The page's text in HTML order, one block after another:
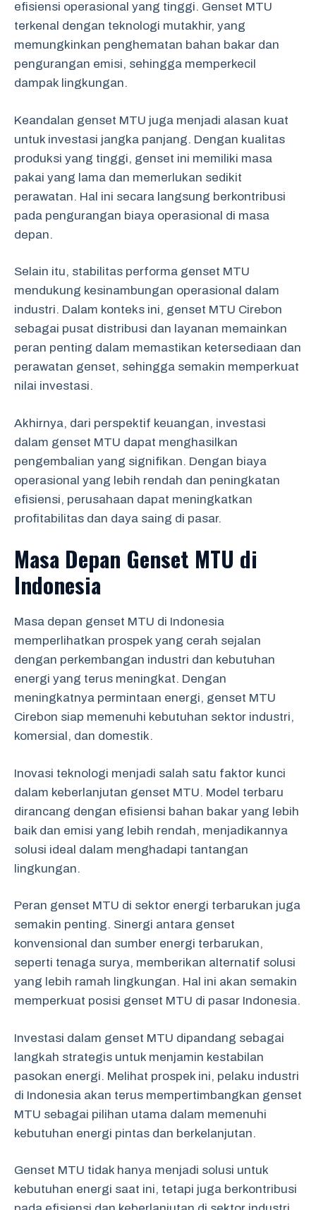
efisiensi operasional yang tinggi. Genset MTU
terkenal dengan teknologi mutakhir, yang
memungkinkan penghematan bahan bakar dan
pengurangan emisi, sehingga memperkecil
dampak lingkungan.
Keandalan genset MTU juga menjadi alasan kuat
untuk investasi jangka panjang. Dengan kualitas
produksi yang tinggi, genset ini memiliki masa
pakai yang lama dan memerlukan sedikit
perawatan. Hal ini secara langsung berkontribusi
pada pengurangan biaya operasional di masa
depan.
Selain itu, stabilitas performa genset MTU
mendukung kesinambungan operasional dalam
industri. Dalam konteks ini, genset MTU Cirebon
sebagai pusat distribusi dan layanan memainkan
peran penting dalam memastikan ketersediaan dan
perawatan genset, sehingga semakin memperkuat
nilai investasi.
Akhirnya, dari perspektif keuangan, investasi
dalam genset MTU dapat menghasilkan
pengembalian yang signifikan. Dengan biaya
operasional yang lebih rendah dan peningkatan
efisiensi, perusahaan dapat meningkatkan
profitabilitas dan daya saing di pasar.
Masa Depan Genset MTU di
Indonesia
Masa depan genset MTU di Indonesia
memperlihatkan prospek yang cerah sejalan
dengan perkembangan industri dan kebutuhan
energi yang terus meningkat. Dengan
meningkatnya permintaan energi, genset MTU
Cirebon siap memenuhi kebutuhan sektor industri,
komersial, dan domestik.
Inovasi teknologi menjadi salah satu faktor kunci
dalam keberlanjutan genset MTU. Model terbaru
dirancang dengan efisiensi bahan bakar yang lebih
baik dan emisi yang lebih rendah, menjadikannya
solusi ideal dalam menghadapi tantangan
lingkungan.
Peran genset MTU di sektor energi terbarukan juga
semakin penting. Sinergi antara genset
konvensional dan sumber energi terbarukan,
seperti tenaga surya, memberikan alternatif solusi
yang lebih ramah lingkungan. Hal ini akan semakin
memperkuat posisi genset MTU di pasar Indonesia.
Investasi dalam genset MTU dipandang sebagai
langkah strategis untuk menjamin kestabilan
pasokan energi. Melihat prospek ini, pelaku industri
di Indonesia akan terus mempertimbangkan genset
MTU sebagai pilihan utama dalam memenuhi
kebutuhan energi pintas dan berkelanjutan.
Genset MTU tidak hanya menjadi solusi untuk
kebutuhan energi saat ini, tetapi juga berkontribusi